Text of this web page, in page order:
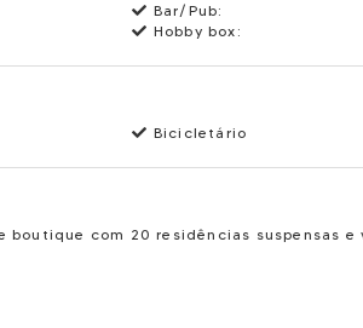
Bar/Pub:
Hobby box:
Bicicletário
boutique com 20 residências suspensas